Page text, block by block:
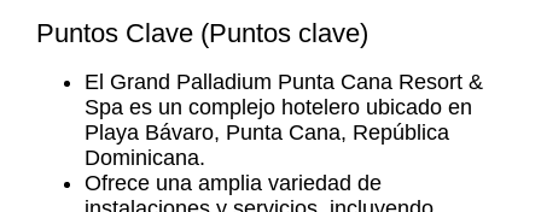
Puntos Clave (Puntos clave)
El Grand Palladium Punta Cana Resort &
Spa es un complejo hotelero ubicado en
Playa Bávaro, Punta Cana, República
Dominicana.
Ofrece una amplia variedad de